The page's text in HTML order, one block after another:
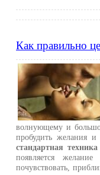
Как правильно
волнующему и
пробудить желания и
стандартная
появляется
почувствовать,